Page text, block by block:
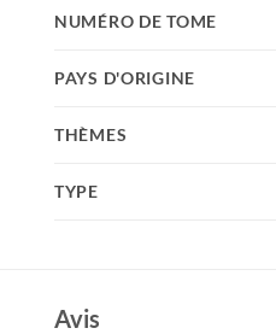
NUMÉRO DE TOME
PAYS D'ORIGINE
THÈMES
TYPE
Avis